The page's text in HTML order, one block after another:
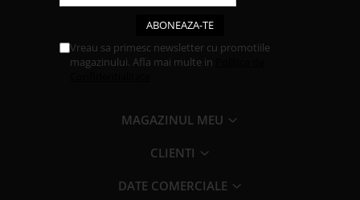
Vreau sa primesc newsletter cu promotiile
magazinului. Afla mai multe in
MAGAZINUL MEU
CLIENTI
DATE COMERCIALE